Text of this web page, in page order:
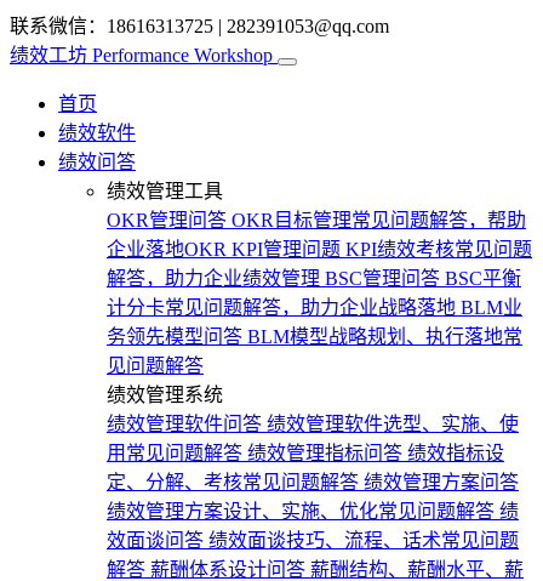
联系微信：18616313725 | 282391053@qq.com
绩效工坊 Performance Workshop
首页
绩效软件
绩效问答
绩效管理工具
OKR管理问答 OKR目标管理常见问题解答，帮助
企业落地OKR KPI管理问题 KPI绩效考核常见问题
解答，助力企业绩效管理 BSC管理问答 BSC平衡
计分卡常见问题解答，助力企业战略落地 BLM业
务领先模型问答 BLM模型战略规划、执行落地常
见问题解答
绩效管理系统
绩效管理软件问答 绩效管理软件选型、实施、使
用常见问题解答 绩效管理指标问答 绩效指标设
定、分解、考核常见问题解答 绩效管理方案问答
绩效管理方案设计、实施、优化常见问题解答 绩
效面谈问答 绩效面谈技巧、流程、话术常见问题
解答 薪酬体系设计问答 薪酬结构、薪酬水平、薪